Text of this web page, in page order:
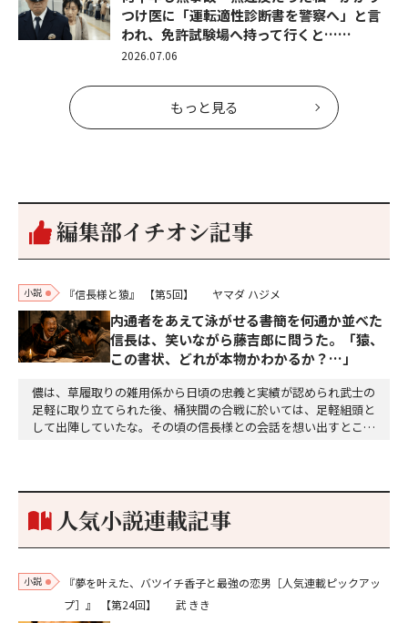
つけ医に「運転適性診断書を警察へ」と言
われ、免許試験場へ持って行くと……
2026.07.06
もっと見る
編集部イチオシ記事
小説 『信長様と猿』 【第5回】 ヤマダ ハジメ
内通者をあえて泳がせる――書簡を何通か並べた
信長は、笑いながら藤吉郎に問うた。「猿、
この書状、どれが本物かわかるか？…」
儂は、草履取りの雑用係から日頃の忠義と実績が認められ武士の
足軽に取り立てられた後、桶狭間の合戦に於いては、足軽組頭と
して出陣していたな。その頃の信長様との会話を想い出すとこん
り。どうして勝てたのか、未だにわかりません。…
人気小説連載記事
小説
『夢を叶えた、バツイチ香子と最強の恋男［人気連載ピックアッ
プ］』
【第24回】 武 きき